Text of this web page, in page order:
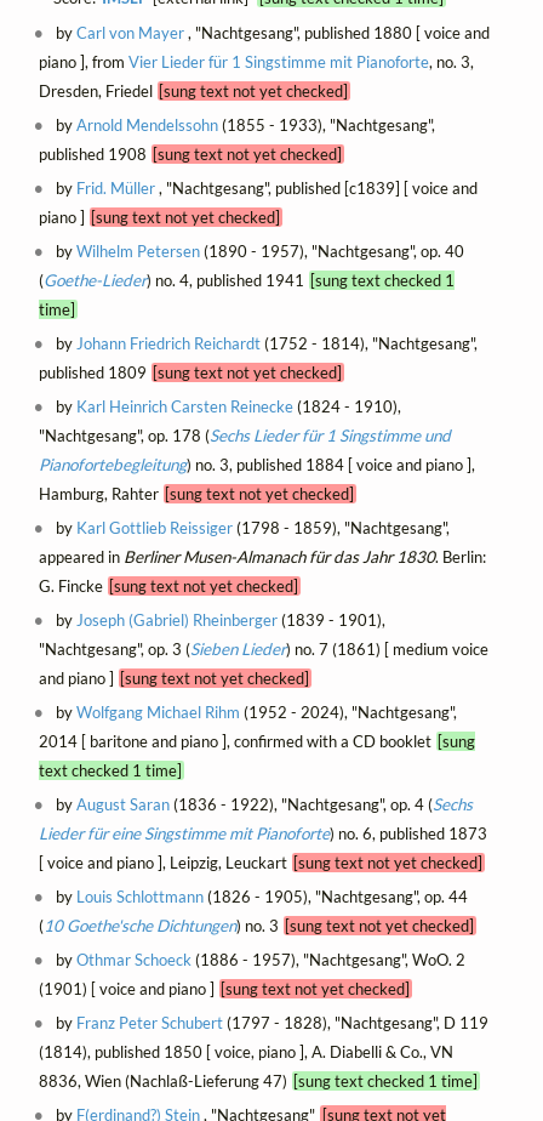
byCarl von Mayer, "Nachtgesang", published 1880 [ voice and
piano ], from Vier Lieder für 1 Singstimme mit Pianoforte, no. 3,
Dresden, Friedel [sung text not yet checked]
byArnold Mendelssohn(1855 - 1933), "Nachtgesang",
published 1908 [sung text not yet checked]
by Frid. Müller, "Nachtgesang", published [c1839] [ voice and
piano ] [sung text not yet checked]
byWilhelm Petersen(1890 - 1957), "Nachtgesang", op. 40
(Goethe-Lieder) no. 4, published 1941
[sung text checked 1
time]
by Johann Friedrich Reichardt(1752 - 1814), "Nachtgesang",
published 1809 [sung text not yet checked]
by Karl Heinrich Carsten Reinecke(1824 - 1910),
"Nachtgesang", op. 178 (Sechs Lieder für 1 Singstimme und
Pianofortebegleitung) no. 3, published 1884 [ voice and piano ],
Hamburg, Rahter [sung text not yet checked]
by Karl Gottlieb Reissiger(1798 - 1859), "Nachtgesang",
appeared in Berliner Musen-Almanach für das Jahr 1830. Berlin:
G. Fincke [sung text not yet checked]
by Joseph (Gabriel) Rheinberger(1839 - 1901),
"Nachtgesang", op. 3 (Sieben Lieder) no. 7 (1861) [ medium voice
and piano ] [sung text not yet checked]
byWolfgang Michael Rihm (1952 - 2024), "Nachtgesang",
2014 [ baritone and piano ], confirmed with a CD booklet [sung
text checked 1 time]
byAugust Saran(1836 - 1922), "Nachtgesang", op. 4 (Sechs
Lieder für eine Singstimme mit Pianoforte) no. 6, published 1873
[ voice and piano ], Leipzig, Leuckart [sung text not yet checked]
by Louis Schlottmann(1826 - 1905), "Nachtgesang", op. 44
(10 Goethe'sche Dichtungen) no. 3 [sung text not yet checked]
byOthmar Schoeck (1886 - 1957), "Nachtgesang", WoO. 2
(1901) [ voice and piano ] [sung text not yet checked]
by Franz Peter Schubert(1797 - 1828), "Nachtgesang", D 119
(1814), published 1850 [ voice, piano ], A. Diabelli & Co., VN
8836, Wien (Nachlaß-Lieferung 47) [sung text checked 1 time]
by F(erdinand?) Stein, "Nachtgesang" [sung text not yet